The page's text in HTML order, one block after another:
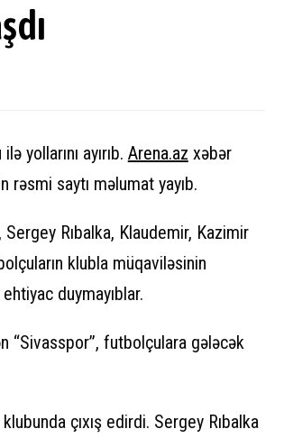
yollarını ayırıb. Arena.az xəbər
saytı məlumat yayıb.
Rıbalka, Klaudemir, Kazimir
klubla müqaviləsinin
duymayıblar.
“Sivasspor”, futbolçulara gələcək
çıxış edirdi. Sergey Rıbalka